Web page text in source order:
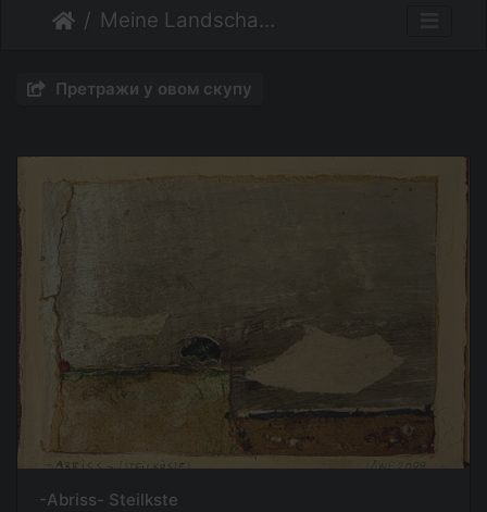
Meine Landschaften
Претражи у овом скупу
-Abriss- Steilkste